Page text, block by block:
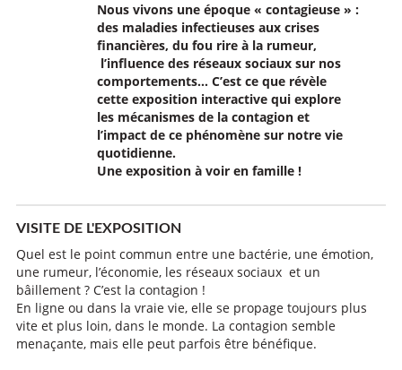
Nous vivons une époque « contagieuse » :
des maladies infectieuses aux crises
financières, du fou rire à la rumeur,
l’influence des réseaux sociaux sur nos
comportements… C’est ce que révèle
cette exposition interactive qui explore
les mécanismes de la contagion et
l’impact de ce phénomène sur notre vie
quotidienne.
Une exposition à voir en famille !
VISITE DE L'EXPOSITION
Quel est le point commun entre une bactérie, une émotion,
une rumeur, l’économie, les réseaux sociaux et un
bâillement ? C’est la contagion !
En ligne ou dans la vraie vie, elle se propage toujours plus
vite et plus loin, dans le monde. La contagion semble
menaçante, mais elle peut parfois être bénéfique.